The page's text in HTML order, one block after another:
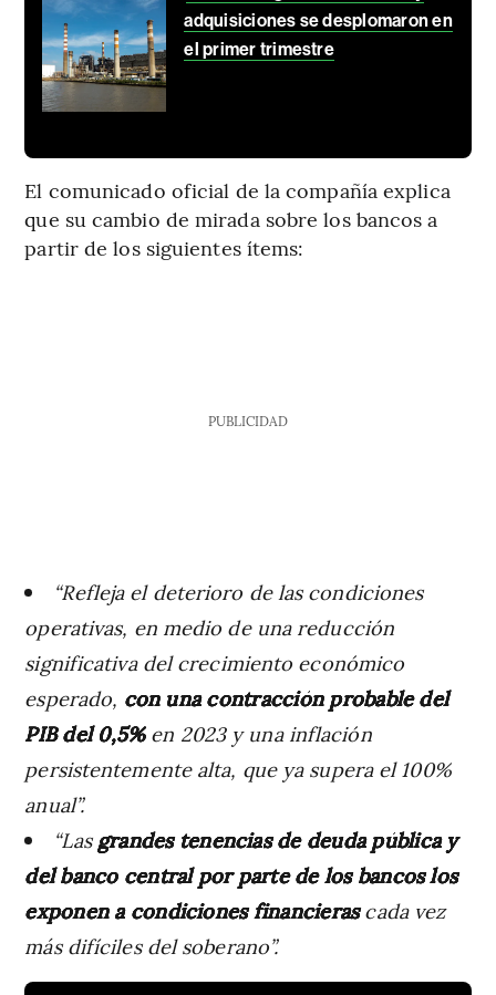
adquisiciones se desplomaron en
el primer trimestre
El comunicado oficial de la compañía explica
que su cambio de mirada sobre los bancos a
partir de los siguientes ítems:
PUBLICIDAD
“Refleja el deterioro de las condiciones
operativas, en medio de una reducción
significativa del crecimiento económico
esperado, con una contracción probable del
PIB del 0,5%en 2023 y una inflación
persistentemente alta, que ya supera el 100%
anual”.
“Las grandes tenencias de deuda pública y
del banco central por parte de los bancos los
exponen a condiciones financierascada vez
más difíciles del soberano”.